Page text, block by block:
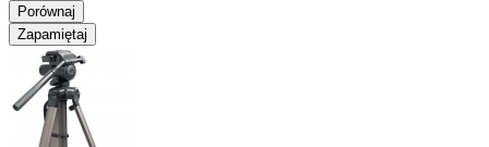
Porównaj
Zapamiętaj